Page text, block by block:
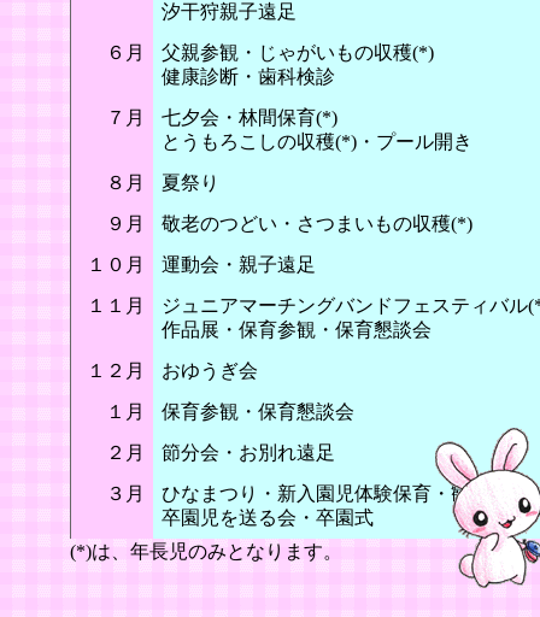
汐干狩親子遠足
６月
父親参観・じゃがいもの収穫(*)
健康診断・歯科検診
７月
七夕会・林間保育(*)
とうもろこしの収穫(*)・プール開き
８月
夏祭り
９月
敬老のつどい・さつまいもの収穫(*)
１０月
運動会・親子遠足
１１月
ジュニアマーチングバンドフェスティバル
作品展・保育参観・保育懇談会
１２月
おゆうぎ会
１月
保育参観・保育懇談会
２月
節分会・お別れ遠足
３月
ひなまつり・新入園児体験保育・観劇
卒園児を送る会・卒園式
(*)は、年長児のみとなります。